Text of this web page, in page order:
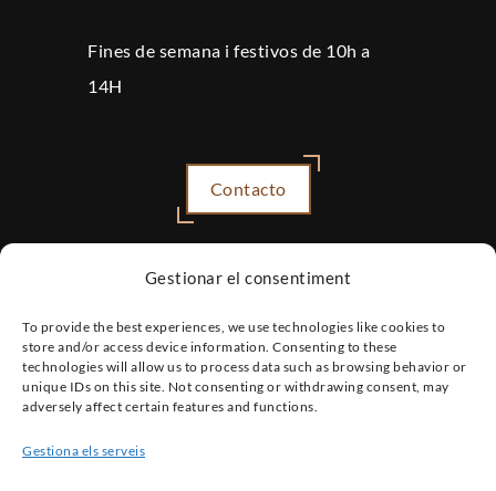
Gestionar el consentiment
To provide the best experiences, we use technologies like cookies to
store and/or access device information. Consenting to these
technologies will allow us to process data such as browsing behavior or
unique IDs on this site. Not consenting or withdrawing consent, may
adversely affect certain features and functions.
Gestiona els serveis
Fines de semana i festivos de 10h a
14H
Contacto